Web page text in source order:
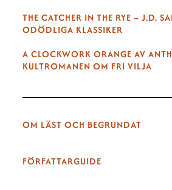
THE CATCHER IN THE RYE – J.D.
ODÖDLIGA KLASSIKER
A CLOCKWORK ORANGE AV
KULTROMANEN OM FRI VILJA
OM LÄST OCH BEGRUNDAT
FÖRFATTARGUIDE